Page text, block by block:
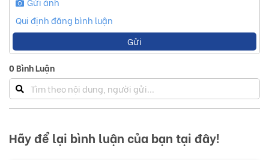
Qui định đăng bình luận
Gửi
0Bình Luận
Hãy để lại bình luận của bạn tại đây!